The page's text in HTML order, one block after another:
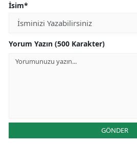
İsim*
Yorum Yazın (500 Karakter)
GÖNDER